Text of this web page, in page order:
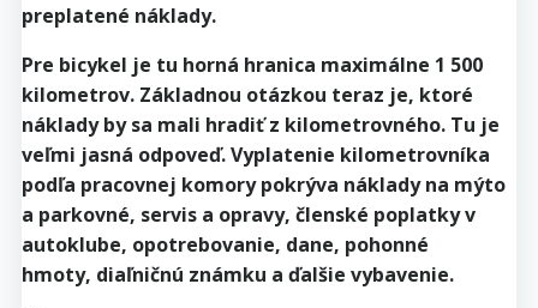
preplatené náklady.
Pre bicykel je tu horná hranica maximálne 1 500
kilometrov. Základnou otázkou teraz je, ktoré
náklady by sa mali hradiť z kilometrovného. Tu je
veľmi jasná odpoveď. Vyplatenie kilometrovníka
podľa pracovnej komory pokrýva náklady na mýto
a parkovné, servis a opravy, členské poplatky v
autoklube, opotrebovanie, dane, pohonné
hmoty, diaľničnú známku a ďalšie vybavenie.